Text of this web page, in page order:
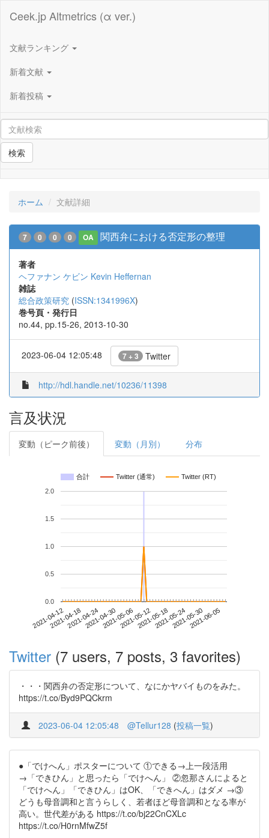
Ceek.jp Altmetrics (α ver.)
文献ランキング
新着文献
新着投稿
検索
ホーム 文献詳細
7 0 0 0 OA 関西弁における否定形の整理
著者
ヘファナン ケビン Kevin Heffernan
雑誌
総合政策研究 (ISSN:1341996X)
巻号頁・発行日
no.44, pp.15-26, 2013-10-30
2023-06-04 12:05:48 7 + 3 Twitter
http://hdl.handle.net/10236/11398
言及状況
変動（ピーク前後） 変動（月別） 分布
合計 Twitter (通常) Twitter (RT)
2021-04-122021-04-182021-04-242021-04-302021-05-062021-05-122021-05-182021-05-242021-05-302021-06-05
0.0
0.5
1.0
1.5
2.0
Twitter (7 users, 7 posts, 3 favorites)
・・・関西弁の否定形について、なにかヤバイものをみた。
https://t.co/Byd9PQCkrm
2023-06-04 12:05:48 @Tellur128 (投稿一覧)
●「でけへん」ポスターについて ①できる→上一段活用
→「できひん」と思ったら「でけへん」 ②忽那さんによると
「でけへん」「できひん」はOK、「できへん」はダメ →③
どうも母音調和と言うらしく、若者ほど母音調和となる率が
高い。世代差がある https://t.co/bj22CnCXLc
https://t.co/H0rnMfwZ5f